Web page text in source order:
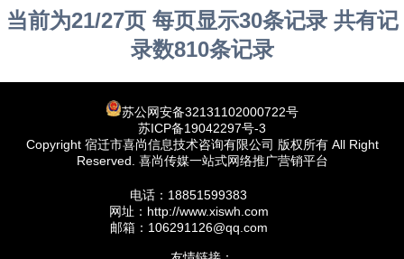
当前为21/27页 每页显示30条记录 共有记
录数810条记录
苏公网安备32131102000722号
苏ICP备19042297号-3
Copyright 宿迁市喜尚信息技术咨询有限公司 版权所有 All Right
Reserved. 喜尚传媒一站式网络推广营销平台
电话：18851599383
网址：http://www.xiswh.com
邮箱：106291126@qq.com